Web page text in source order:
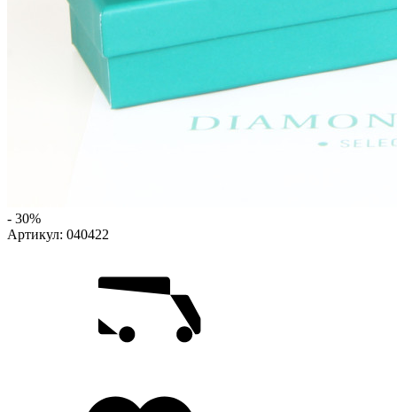
- 30%
Артикул: 040422